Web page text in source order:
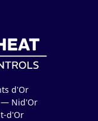
d'Or
— Nid'Or
d'Or